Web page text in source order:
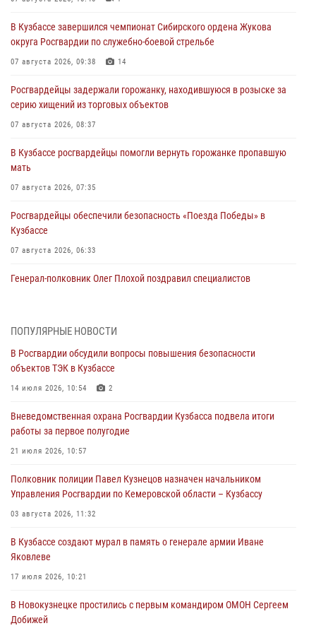
В Кузбассе завершился чемпионат Сибирского ордена Жукова
округа Росгвардии по служебно-боевой стрельбе
07 августа 2026, 09:38 14
Росгвардейцы задержали горожанку, находившуюся в розыске за
серию хищений из торговых объектов
07 августа 2026, 08:37
В Кузбассе росгвардейцы помогли вернуть горожанке пропавшую
мать
07 августа 2026, 07:35
Росгвардейцы обеспечили безопасность «Поезда Победы» в
Кузбассе
07 августа 2026, 06:33
Генерал-полковник Олег Плохой поздравил специалистов
07 августа 2026, 05:32
С 1 сентября 2026 года вступает в силу новый федеральный закон о
частной охранной деятельности
06 августа 2026, 10:19
Росгвардейцы задержали предполагаемого виновника причинения
ножевого ранения кемеровчанину
06 августа 2026, 09:18
Росгвардейцы задержали мужчину, повредившего имущество
горожанки
06 августа 2026, 08:17
Росгвардейцы пресекли противоправные действия и защитили
новокузнечанку от агрессивного знакомого
06 августа 2026, 07:16
ПОПУЛЯРНЫЕ НОВОСТИ
В Росгвардии обсудили вопросы повышения безопасности
объектов ТЭК в Кузбассе
14 июля 2026, 10:54 2
Вневедомственная охрана Росгвардии Кузбасса подвела итоги
работы за первое полугодие
21 июля 2026, 10:57
Полковник полиции Павел Кузнецов назначен начальником
Управления Росгвардии по Кемеровской области – Кузбассу
03 августа 2026, 11:32
В Кузбассе создают мурал в память о генерале армии Иване
Яковлеве
17 июля 2026, 10:21
В Новокузнецке простились с первым командиром ОМОН Сергеем
Добижей